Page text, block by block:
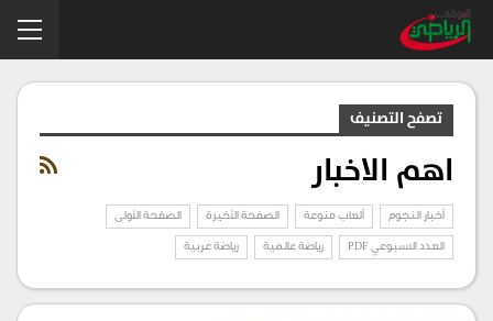
تصفح التصنيف
اهم الاخبار
أخبار النجوم ألعاب منوعة الصفحة الأخيرة الصفحة الأولى
العدد الاسبوعي PDF رياضة عالمية رياضة عربية